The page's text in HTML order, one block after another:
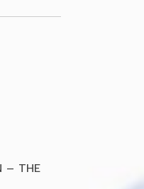
– THE